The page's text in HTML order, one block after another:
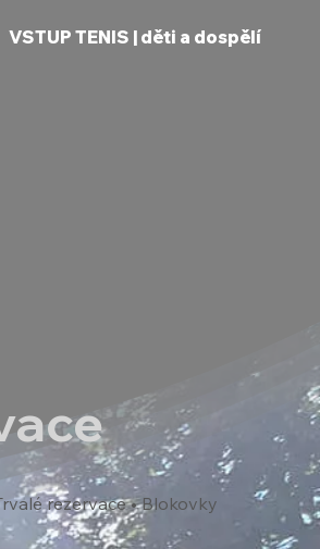
VSTUP TENIS | děti a dospělí
rezervace • Blokovky